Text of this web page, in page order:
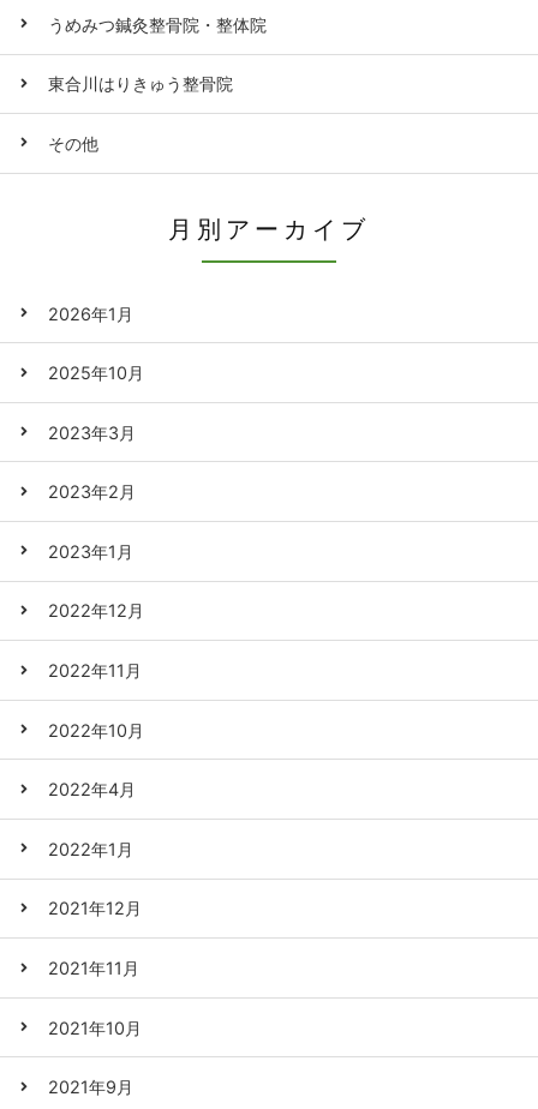
うめみつ鍼灸整骨院・整体院
東合川はりきゅう整骨院
その他
月別アーカイブ
2026年1月
2025年10月
2023年3月
2023年2月
2023年1月
2022年12月
2022年11月
2022年10月
2022年4月
2022年1月
2021年12月
2021年11月
2021年10月
2021年9月